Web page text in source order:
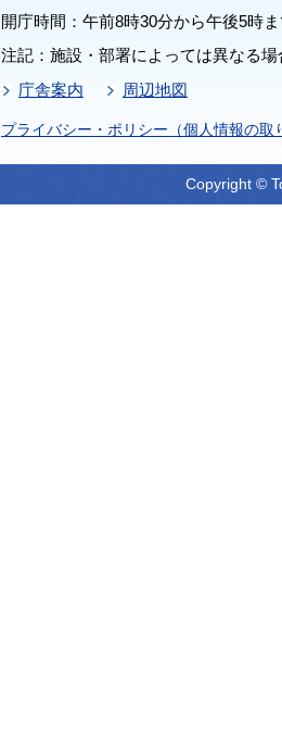
開庁時間：午前8時30分から午後5時
注記：施設・部署によっては異なる
庁舎案内
周辺地図
プライバシー・ポリシー（個人情報の取
Copyright ©